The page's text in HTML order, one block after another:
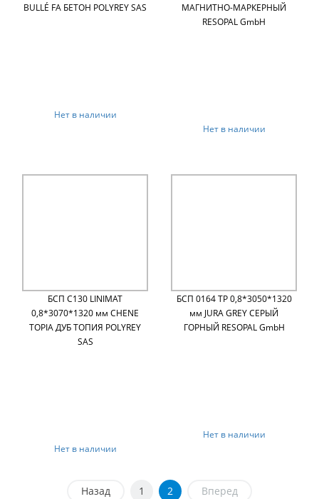
BULLÉ FA БЕТОН POLYREY SAS
Нет в наличии
МАГНИТНО-МАРКЕРНЫЙ
RESOPAL GmbH
Нет в наличии
БСП C130 LINIMAT
0,8*3070*1320 мм CHENE
TOPIA ДУБ ТОПИЯ POLYREY
SAS
Нет в наличии
БСП 0164 TP 0,8*3050*1320
мм JURA GREY СЕРЫЙ
ГОРНЫЙ RESOPAL GmbH
Нет в наличии
Назад 1 2 Вперед